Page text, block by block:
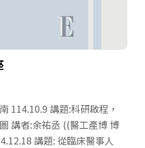
114.10.9 講題:科研啟程，
講者:余祐丞 ((醫工產博 博
講題: 從臨床醫事人